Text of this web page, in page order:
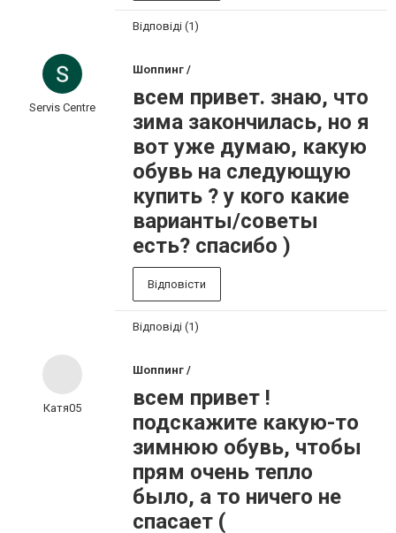
Відповіді (1)
Servis Centre
Шоппинг /
всем привет. знаю, что
зима закончилась, но я
вот уже думаю, какую
обувь на следующую
купить ? у кого какие
варианты/советы
есть? спасибо )
Відповісти
Відповіді (1)
Катя05
Шоппинг /
всем привет !
подскажите какую-то
зимнюю обувь, чтобы
прям очень тепло
было, а то ничего не
спасает (